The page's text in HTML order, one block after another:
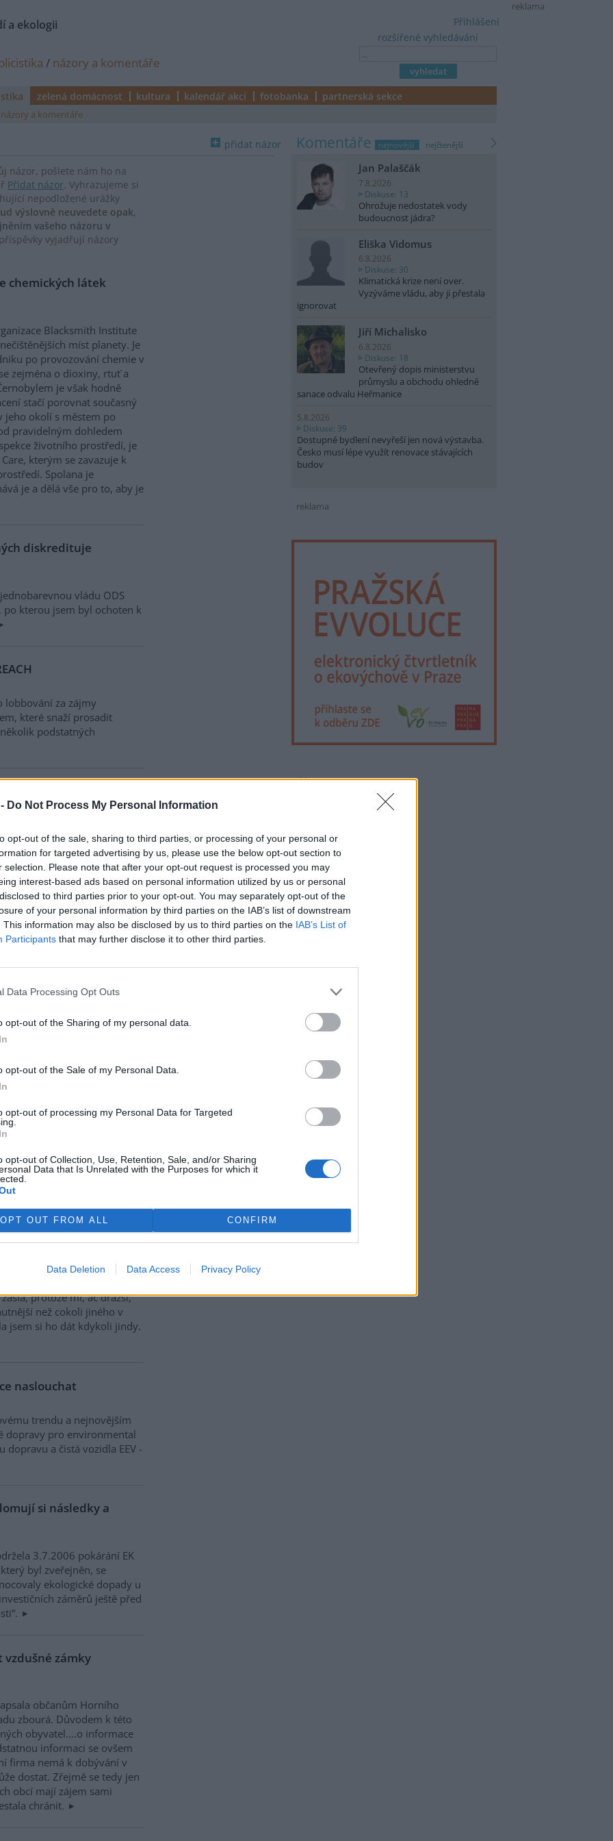
Do Not Process My Personal Information
opt-out of the sale, sharing to third parties, or processing of your personal or
for targeted advertising by us, please use the below opt-out section to
selection. Please note that after your opt-out request is processed you may
interest-based ads based on personal information utilized by us or personal
to third parties prior to your opt-out. You may separately opt-out of the
of your personal information by third parties on the IAB’s list of downstream
This information may also be disclosed by us to third parties on the IAB’s List of
Participants that may further disclose it to other third parties.
Data Processing Opt Outs
opt-out of the Sharing of my personal data.
opt-out of the Sale of my Personal Data.
opt-out of processing my Personal Data for Targeted
opt-out of Collection, Use, Retention, Sale, and/or Sharing
Data that Is Unrelated with the Purposes for which it
OPT OUT FROM ALL CONFIRM
Data Deletion Data Access Privacy Policy
reklama
a ekologii
/ názory a komentáře
rozšířené vyhledávání
Přihlášení
zelená domácnost kultura kalendář akcí fotobanka partnerská sekce
názory a komentáře
přidat názor
názor, pošlete nám ho na
Přidat názor. Vyhrazujeme si
nepodložené urážky
výslovně neuvedete opak,
vašeho názoru v
vyjadřují názory
chemických látek
Blacksmith Institute
míst planety. Je
po provozování chemie v
zejména o dioxiny, rtuť a
je však hodně
stačí porovnat současný
jeho okolí s městem po
pravidelným dohledem
životního prostředí, je
kterým se zavazuje k
Spolana je
je a dělá vše pro to, aby je
diskredituje
vládu ODS
po kterou jsem byl ochoten k
lobbování za zájmy
které snaží prosadit
podstatných
- pošlete svůj názor
léta rozhodne o tom,
vlivem průmyslových
komise (EK) přípravu
konkurenceschopností
prostředí. Výsledek
o směřování EU a její
a biopotravin se
všeho co nabízejí či budou
proslýchalo, že start
- řetězec, který se
obchodník roku
letákem
BIO mezi řetězci",
supermarketu Vítkov na
výsledek mé osobní
bůh a obchod – jde
byla jediná v
z vlastních ekologicky
o této problematice lidé
jídelna v Melantrichově
zajištěny, přinejmenším z
protože mi, ač dražší,
než cokoli jiného v
jsem si ho dát kdykoli jindy.
naslouchat
trendu a nejnovějším
dopravy pro environmental
dopravu a čistá vozidla EEV -
si následky a
3.7.2006 pokárání EK
byl zveřejněn, se
ekologické dopady u
záměrů ještě před
vzdušné zámky
občanům Horního
zbourá. Důvodem k této
obyvatel….o informace
informaci se ovšem
firma nemá k dobývání v
dostat. Zřejmě se tedy jen
obcí mají zájem sami
chránit.
komentáře nejnovější nejčtenější
Jan Palaščák
7.8.2026
Diskuse: 13
Ohrožuje nedostatek vody
budoucnost jádra?
Eliška Vidomus
6.8.2026
Diskuse: 30
Klimatická krize není over.
Vyzýváme vládu, aby ji přestala
ignorovat
Jiří Michalisko
6.8.2026
Diskuse: 18
Otevřený dopis ministerstvu
průmyslu a obchodu ohledně
sanace odvalu Heřmanice
5.8.2026
Diskuse: 39
Dostupné bydlení nevyřeší jen nová výstavba.
Česko musí lépe využít renovace stávajících
budov
reklama
reklama